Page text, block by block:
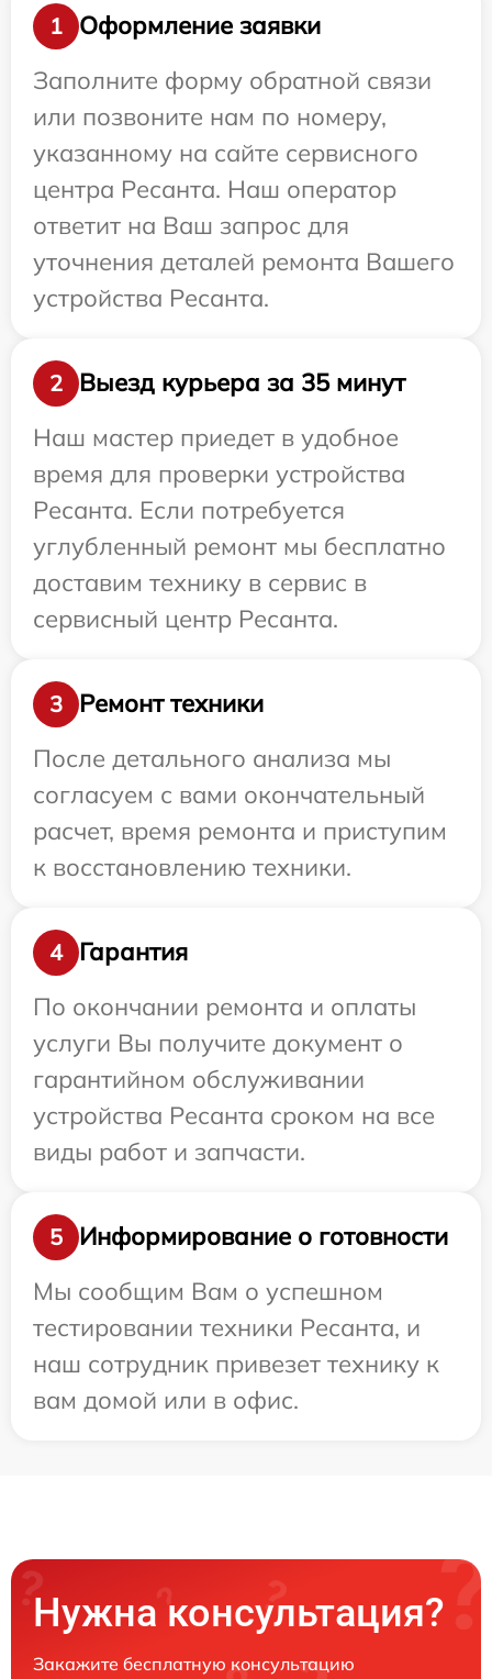
1
Оформление заявки
Заполните форму обратной связи
или позвоните нам по номеру,
указанному на сайте сервисного
центра Ресанта. Наш оператор
ответит на Ваш запрос для
уточнения деталей ремонта Вашего
устройства Ресанта.
2
Выезд курьера за 35 минут
Наш мастер приедет в удобное
время для проверки устройства
Ресанта. Если потребуется
углубленный ремонт мы бесплатно
доставим технику в сервис в
сервисный центр Ресанта.
3
Ремонт техники
После детального анализа мы
согласуем с вами окончательный
расчет, время ремонта и приступим
к восстановлению техники.
4
Гарантия
По окончании ремонта и оплаты
услуги Вы получите документ о
гарантийном обслуживании
устройства Ресанта сроком на все
виды работ и запчасти.
5
Информирование о готовности
Мы сообщим Вам о успешном
тестировании техники Ресанта, и
наш сотрудник привезет технику к
вам домой или в офис.
Нужна консультация?
Закажите бесплатную консультацию